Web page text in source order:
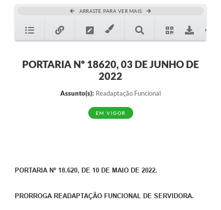
ARRASTE PARA VER MAIS
PORTARIA Nº 18620, 03 DE JUNHO DE
2022
Assunto(s): Readaptação Funcional
EM VIGOR
PORTARIA Nº 18.620, DE 10 DE MAIO DE 2022.
PRORROGA READAPTAÇÃO FUNCIONAL DE SERVIDORA.